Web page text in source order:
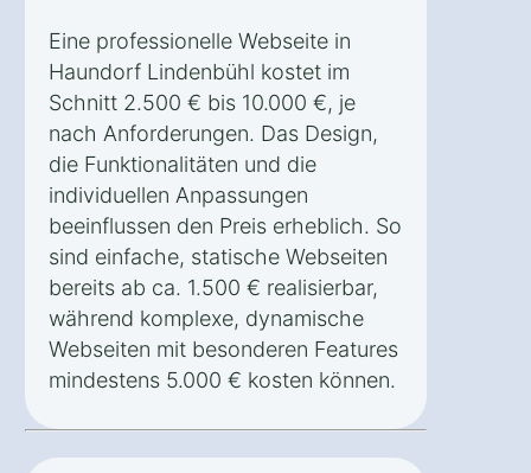
Eine professionelle Webseite in
Haundorf Lindenbühl kostet im
Schnitt 2.500 € bis 10.000 €, je
nach Anforderungen. Das Design,
die Funktionalitäten und die
individuellen Anpassungen
beeinflussen den Preis erheblich. So
sind einfache, statische Webseiten
bereits ab ca. 1.500 € realisierbar,
während komplexe, dynamische
Webseiten mit besonderen Features
mindestens 5.000 € kosten können.